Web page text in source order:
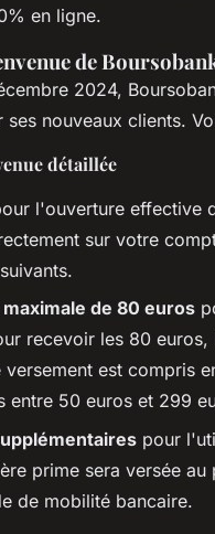
en ligne.
de
2024,
ses nouveaux clients.
détaillée
l'ouverture effective
sur votre
de 80 euros
recevoir les 80
versement est compris
entre 50 euros et 299
pour
prime sera versée
de mobilité bancaire.